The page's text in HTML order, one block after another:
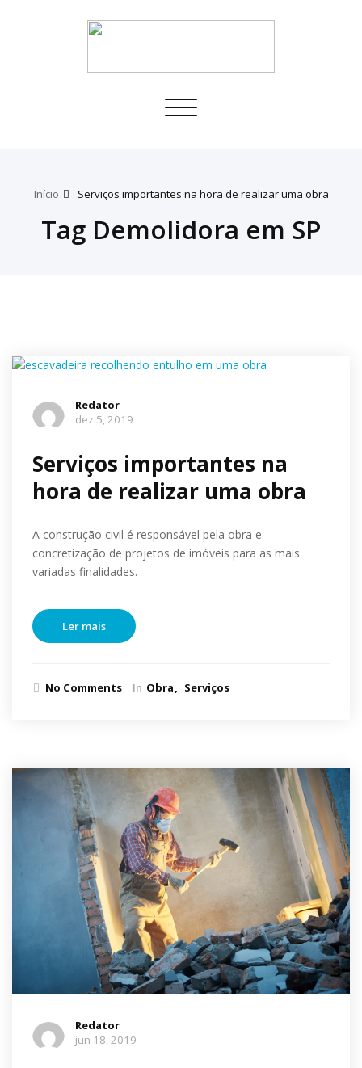
Toggle
Início Serviços importantes na hora de realizar uma obra
Tag Demolidora em SP
Redator
dez 5, 2019
Serviços importantes na
hora de realizar uma obra
A construção civil é responsável pela obra e
concretização de projetos de imóveis para as mais
variadas finalidades.
Ler mais
No Comments In Obra Serviços
Redator
jun 18, 2019